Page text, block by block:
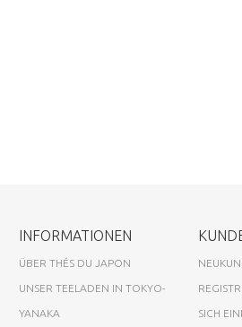
INFORMATIONEN
ÜBER THÉS DU JAPON
UNSER TEELADEN IN TOKYO-
YANAKA SICH